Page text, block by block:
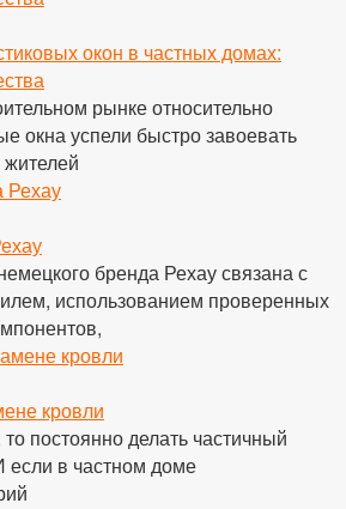
окон в частных домах:
рынке относительно
окна успели быстро завоевать
бренда Рехау связана с
использованием проверенных
кровли
постоянно делать частичный
если в частном доме